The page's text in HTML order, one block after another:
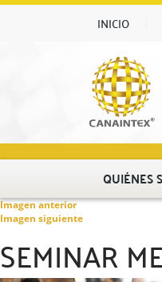
INICIO
QUIÉNES
Imagen anterior
Imagen siguiente
SEMINAR